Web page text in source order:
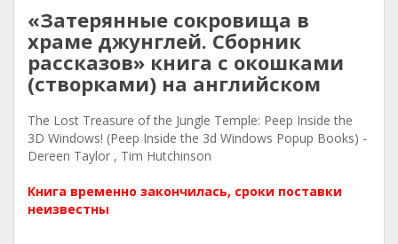
«Затерянные сокровища в
храме джунглей. Сборник
рассказов» книга с окошками
(створками) на английском
The Lost Treasure of the Jungle Temple: Peep Inside the
3D Windows! (Peep Inside the 3d Windows Popup Books) -
Dereen Taylor , Tim Hutchinson
Книга временно закончилась, сроки поставки
неизвестны